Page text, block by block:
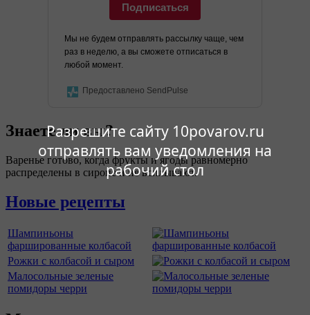
Разрешите сайту 10povarov.ru
отправлять вам уведомления на
рабочий стол
Подписаться
Мы не будем отправлять рассылку чаще, чем
раз в неделю, а вы сможете отписаться в
любой момент.
Предоставлено SendPulse
Знаете ли вы?
Варенье готово, когда фрукты и ягоды равномерно
распределены в сиропе и не всплывают.
Новые рецепты
Шампиньоны
фаршированные колбасой
Рожки с колбасой и сыром
Малосольные зеленые
помидоры черри